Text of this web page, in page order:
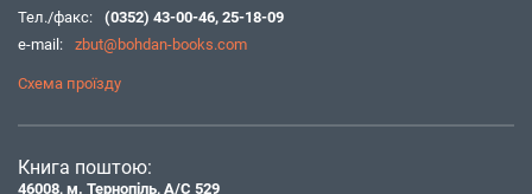
Тел./факс:
(0352) 43-00-46, 25-18-09
e-mail:
zbut@bohdan-books.com
Схема проїзду
Книга поштою:
46008, м. Тернопіль, А/С 529